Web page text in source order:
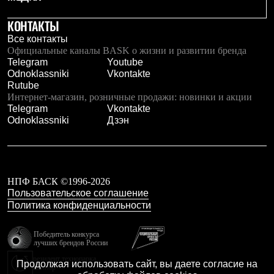
Уход за обувью
Аксессуары
Головные уборы
Шапки
Балаклавы и маски
Кепки и бейсболки
Повязки
Шарфы
Панамы
Брелки
Ремни
Шевроны
Термоковрики
Уход за одеждой
Коллекции
КОНТАКТЫ
Все контакты
Официальные каналы BASK о жизни и развитии бренда
Telegram
Youtube
Odnoklassniki
Vkontakte
Rutube
Интернет-магазин, розничные продажи: новинки и акции
Telegram
Vkontakte
Odnoklassniki
Дзэн
НПФ БАСК ©1996-2026
Пользовательское соглашение
Политика конфиденциальности
Победитель конкурса
лучших брендов России
Калибр
Продолжая использовать сайт, вы даете согласие на